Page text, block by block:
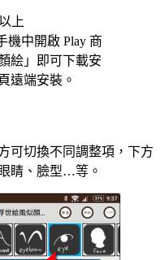
上
機中開啟 Play 商
絵」即可下載安
遠端安裝。
可切換不同調整項，下方
睛、臉型…等。